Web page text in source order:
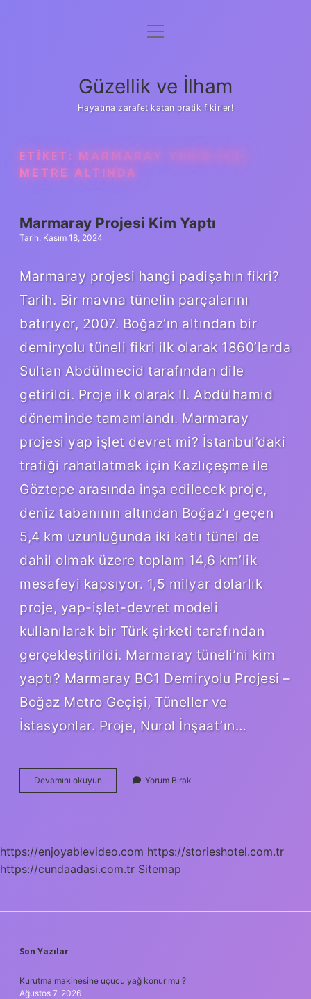
Anasayfa
Yasal Uyarı
menüyü
Güzellik ve İlham
Hayatına zarafet katan pratik fikirler!
ETIKET: MARMARAY YERIN KAÇ
METRE ALTINDA
Marmaray Projesi Kim Yaptı
Tarih: Kasım 18, 2024
Marmaray projesi hangi padişahın fikri?
Tarih. Bir mavna tünelin parçalarını
batırıyor, 2007. Boğaz’ın altından bir
demiryolu tüneli fikri ilk olarak 1860’larda
Sultan Abdülmecid tarafından dile
getirildi. Proje ilk olarak II. Abdülhamid
döneminde tamamlandı. Marmaray
projesi yap işlet devret mi? İstanbul’daki
trafiği rahatlatmak için Kazlıçeşme ile
Göztepe arasında inşa edilecek proje,
deniz tabanının altından Boğaz’ı geçen
5,4 km uzunluğunda iki katlı tünel de
dahil olmak üzere toplam 14,6 km’lik
mesafeyi kapsıyor. 1,5 milyar dolarlık
proje, yap-işlet-devret modeli
kullanılarak bir Türk şirketi tarafından
gerçekleştirildi. Marmaray tüneli’ni kim
yaptı? Marmaray BC1 Demiryolu Projesi –
Boğaz Metro Geçişi, Tüneller ve
İstasyonlar. Proje, Nurol İnşaat’ın…
Devamını okuyun Marmaray
Projesi
Yorum Bırak
https://enjoyablevideo.com https://storieshotel.com.tr
https://cundaadasi.com.tr Sitemap
SIDEBAR
Son Yazılar
Kurutma makinesine uçucu yağ konur mu ?
Ağustos 7, 2026